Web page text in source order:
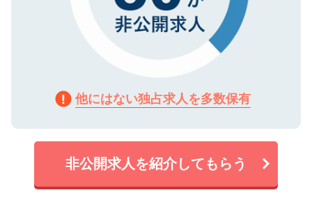
他にはない独占求人を多数保有
非公開求人を紹介してもらう